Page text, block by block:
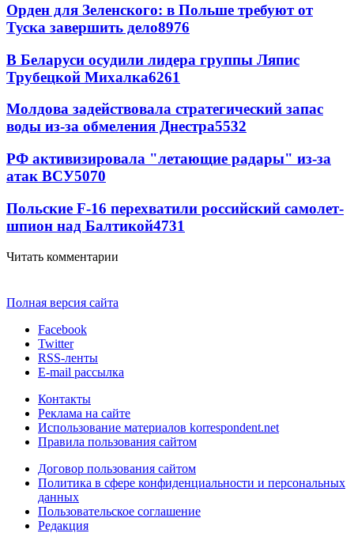
Орден для Зеленского: в Польше требуют от
Туска завершить дело8976
В Беларуси осудили лидера группы Ляпис
Трубецкой Михалка6261
Молдова задействовала стратегический запас
воды из-за обмеления Днестра5532
РФ активизировала "летающие радары" из-за
атак ВСУ5070
Польские F-16 перехватили российский самолет-
шпион над Балтикой4731
Читать комментарии
Полная версия сайта
Facebook
Twitter
RSS-ленты
E-mail рассылка
Контакты
Реклама на сайте
Использование материалов korrespondent.net
Правила пользования сайтом
Договор пользования сайтом
Политика в сфере конфиденциальности и персональных
данных
Пользовательское соглашение
Редакция